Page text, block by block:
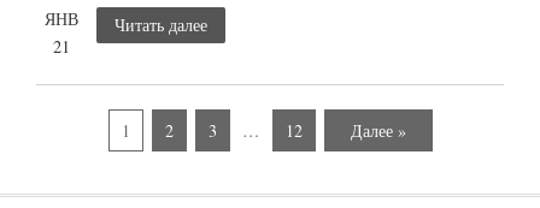
ЯНВ
21
Читать далее
1 2 3 … 12 Далее »